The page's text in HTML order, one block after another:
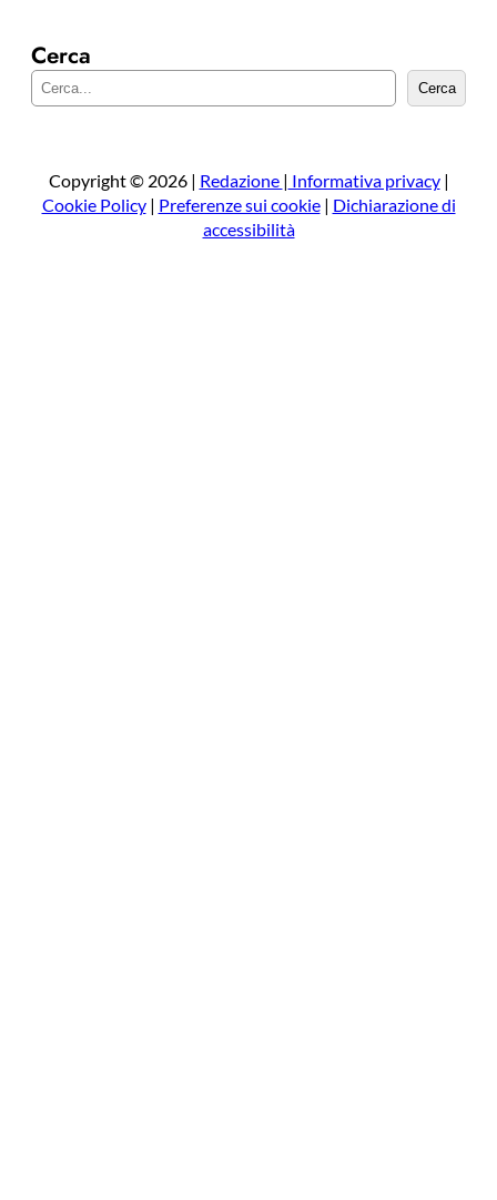
Cerca
e
a
Cerca
Copyright © 2026 | Redazione | Informativa privacy|
Cookie Policy| Preferenze sui cookie| Dichiarazione di
accessibilità